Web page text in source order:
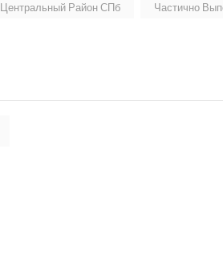
Центральный Район СПб Частично